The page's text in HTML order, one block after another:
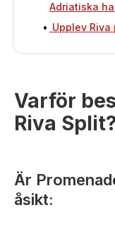
Adriatiska
Upplev
Varför
Riva
Är
åsikt: